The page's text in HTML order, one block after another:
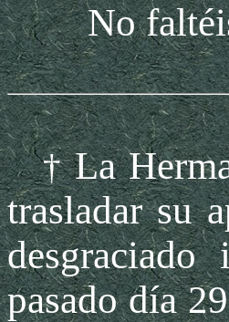
No faltéis.
† La
trasladar su
pasado día